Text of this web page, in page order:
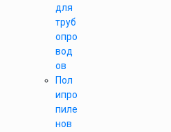
для
труб
опро
вод
ов
Пол
ипро
пиле
нов